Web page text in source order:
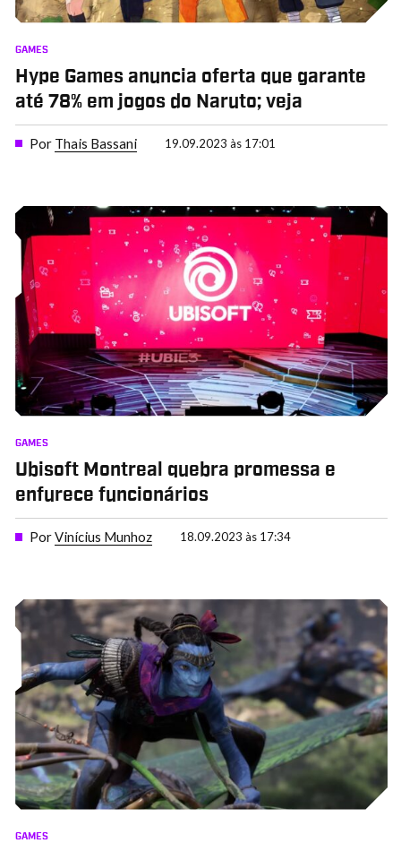
GAMES
Hype Games anuncia oferta que garante
até 78% em jogos do Naruto; veja
Por Thais Bassani 19.09.2023 às 17:01
GAMES
Ubisoft Montreal quebra promessa e
enfurece funcionários
PorVinícius Munhoz 18.09.2023 às 17:34
GAMES